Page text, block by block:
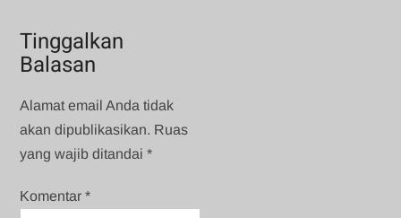
Tinggalkan
Balasan
Alamat email Anda tidak
akan dipublikasikan. Ruas
yang wajib ditandai*
Komentar*